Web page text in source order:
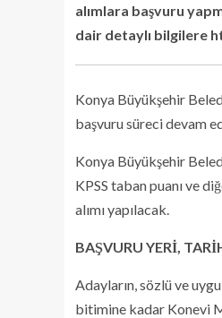
alımlara başvuru
dair detaylı bilgilere
Konya Büyükşehir
başvuru süreci devam
Konya Büyükşehir
KPSS taban puanı ve
alımı yapılacak.
BAŞVURU YERİ,
Adayların, sözlü ve
bitimine kadar Konevi